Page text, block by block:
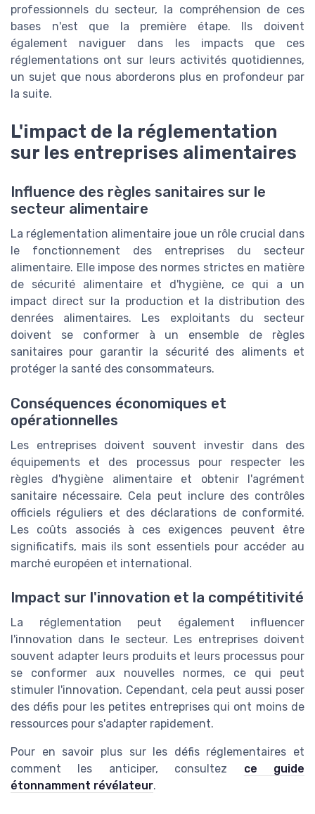
professionnels du secteur, la compréhension de ces
bases n'est que la première étape. Ils doivent
également naviguer dans les impacts que ces
réglementations ont sur leurs activités quotidiennes,
un sujet que nous aborderons plus en profondeur par
la suite.
L'impact de la réglementation
sur les entreprises alimentaires
Influence des règles sanitaires sur le
secteur alimentaire
La réglementation alimentaire joue un rôle crucial dans
le fonctionnement des entreprises du secteur
alimentaire. Elle impose des normes strictes en matière
de sécurité alimentaire et d'hygiène, ce qui a un
impact direct sur la production et la distribution des
denrées alimentaires. Les exploitants du secteur
doivent se conformer à un ensemble de règles
sanitaires pour garantir la sécurité des aliments et
protéger la santé des consommateurs.
Conséquences économiques et
opérationnelles
Les entreprises doivent souvent investir dans des
équipements et des processus pour respecter les
règles d'hygiène alimentaire et obtenir l'agrément
sanitaire nécessaire. Cela peut inclure des contrôles
officiels réguliers et des déclarations de conformité.
Les coûts associés à ces exigences peuvent être
significatifs, mais ils sont essentiels pour accéder au
marché européen et international.
Impact sur l'innovation et la compétitivité
La réglementation peut également influencer
l'innovation dans le secteur. Les entreprises doivent
souvent adapter leurs produits et leurs processus pour
se conformer aux nouvelles normes, ce qui peut
stimuler l'innovation. Cependant, cela peut aussi poser
des défis pour les petites entreprises qui ont moins de
ressources pour s'adapter rapidement.
Pour en savoir plus sur les défis réglementaires et
comment les anticiper, consultez ce guide
étonnamment révélateur.